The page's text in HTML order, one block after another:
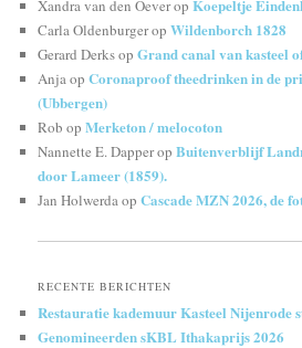
Xandra van den OeveropKoepeltje
Carla OldenburgeropWildenborch 1828
Gerard DerksopGrand canal van kasteel
AnjaopCoronaproof theedrinken in de
(Ubbergen)
Rob opMerketon / melocoton
Nannette E. DapperopBuitenverblijf
door Lameer (1859).
Jan HolwerdaopCascade MZN 2026, de
RECENTE BERICHTEN
Restauratie kademuur Kasteel Nijenrode
Genomineerden sKBL Ithakaprijs 2026